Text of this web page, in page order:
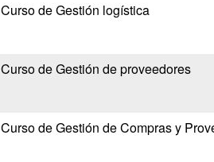
Curso de Gestión logística
Curso de Gestión de proveedores
Curso de Gestión de Compras y